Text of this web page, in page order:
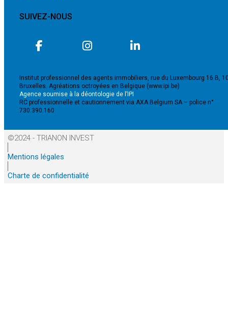
SUIVEZ-NOUS
Institut professionnel des agents immobiliers, rue du Luxembourg 16 B,
Bruxelles. Agréations octroyées en Belgique (www.ipi.be)
Agence soumise à la déontologie de l’IPI
RC professionnelle et cautionnement via AXA Belgium SA – police n°
730.390.160
©2024 - TRIANON INVEST
Mentions légales
Charte de confidentialité